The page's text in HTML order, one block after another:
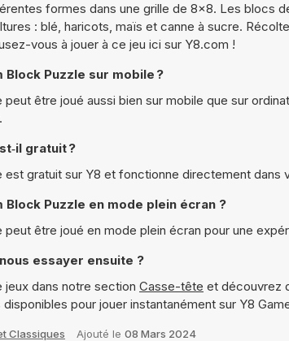
formes dans une grille de 8×8. Les blocs
: blé, haricots, maïs et canne à sucre.
vous à jouer à ce jeu ici sur Y8.com !
Block Puzzle sur mobile ?
peut être joué aussi bien sur mobile que sur
gratuit ?
est gratuit sur Y8 et fonctionne directement dans
Block Puzzle en mode plein écran ?
peut être joué en mode plein écran pour une
essayer ensuite ?
jeux dans notre section Casse-tête et découvrez
pour jouer instantanément sur Y8
Classiques Ajouté le 08 Mars 2024